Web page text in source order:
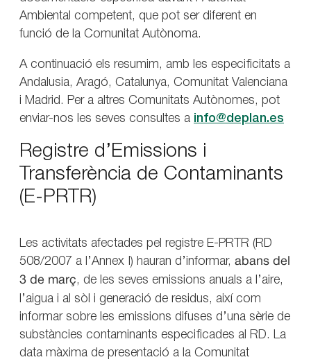
Ambiental competent, que pot ser diferent en
funció de la Comunitat Autònoma.
A continuació els resumim, amb les especificitats a
Andalusia, Aragó, Catalunya, Comunitat Valenciana
i Madrid. Per a altres Comunitats Autònomes, pot
enviar-nos les seves consultes a info@deplan.es
Registre d’Emissions i
Transferència de Contaminants
(E-PRTR)
Les activitats afectades pel registre E-PRTR (RD
508/2007 a l’Annex I) hauran d’informar, abans del
3 de març, de les seves emissions anuals a l’aire,
l’aigua i al sòl i generació de residus, així com
informar sobre les emissions difuses d’una sèrie de
substàncies contaminants especificades al RD. La
data màxima de presentació a la Comunitat